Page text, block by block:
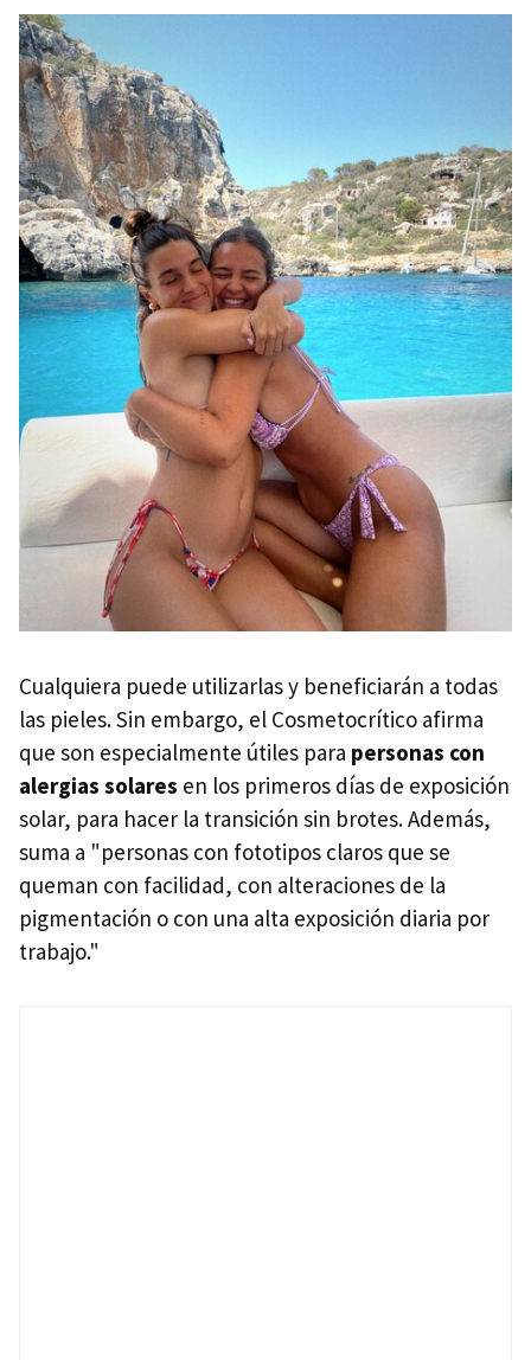
Cualquiera puede utilizarlas y beneficiarán a todas
las pieles. Sin embargo, el Cosmetocrítico afirma
que son especialmente útiles para personas con
alergias solares en los primeros días de exposición
solar, para hacer la transición sin brotes. Además,
suma a "personas con fototipos claros que se
queman con facilidad, con alteraciones de la
pigmentación o con una alta exposición diaria por
trabajo."